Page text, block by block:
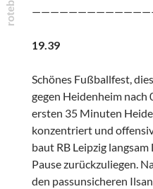
19.39
Schönes Fußballfest,
gegen Heidenheim
ersten 35 Minuten
konzentriert und
baut RB Leipzig
Pause zurückzuliegen.
den passunsicheren